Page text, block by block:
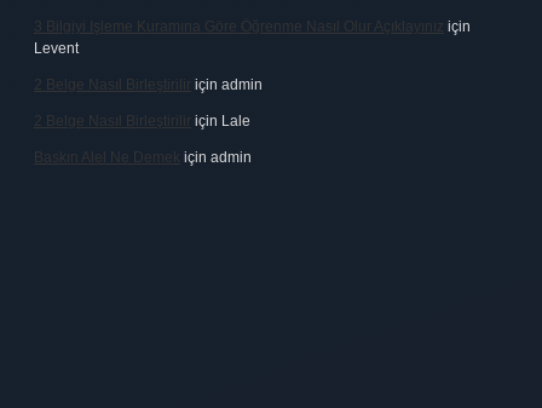
3 Bilgiyi Işleme Kuramına Göre Öğrenme Nasıl Olur Açıklayınız için
Levent
2 Belge Nasıl Birleştirilir için admin
2 Belge Nasıl Birleştirilir için Lale
Baskın Alel Ne Demek için admin